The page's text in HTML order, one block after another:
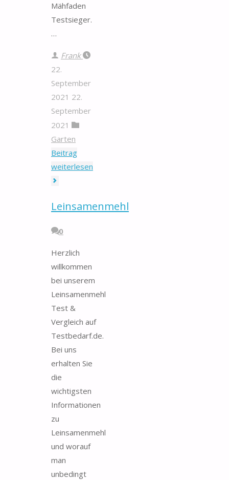
Mähfaden
Testsieger.
…
Frank
22.
September
2021 22.
September
2021
Garten
Beitrag
weiterlesen
Leinsamenmehl
0
Herzlich
willkommen
bei unserem
Leinsamenmehl
Test &
Vergleich auf
Testbedarf.de.
Bei uns
erhalten Sie
die
wichtigsten
Informationen
zu
Leinsamenmehl
und worauf
man
unbedingt